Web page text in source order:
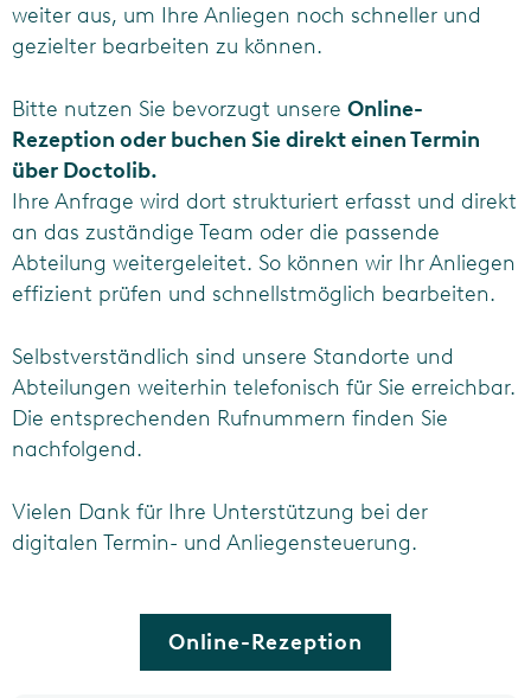
weiter aus, um Ihre Anliegen noch schneller und
gezielter bearbeiten zu können.
Bitte nutzen Sie bevorzugt unsere Online-
Rezeption oder buchen Sie direkt einen Termin
über Doctolib.
Ihre Anfrage wird dort strukturiert erfasst und direkt
an das zuständige Team oder die passende
Abteilung weitergeleitet. So können wir Ihr Anliegen
effizient prüfen und schnellstmöglich bearbeiten.
Selbstverständlich sind unsere Standorte und
Abteilungen weiterhin telefonisch für Sie erreichbar.
Die entsprechenden Rufnummern finden Sie
nachfolgend.
Vielen Dank für Ihre Unterstützung bei der
digitalen Termin- und Anliegensteuerung.
Online-Rezeption